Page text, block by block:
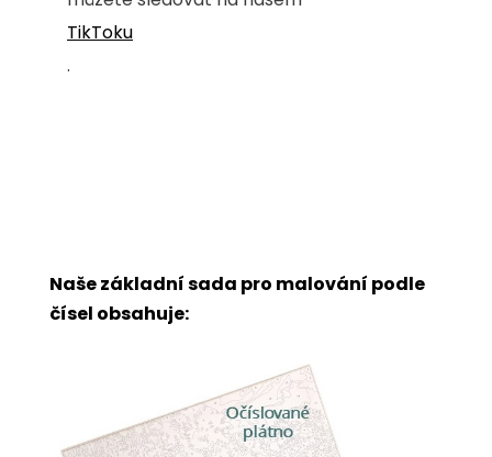
TikToku
.
Naše základní sada pro malování podle
čísel obsahuje: